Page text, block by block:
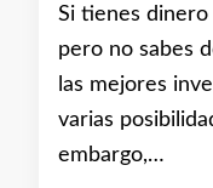
Si tienes
pero no sabes
las mejores
varias
embargo,…